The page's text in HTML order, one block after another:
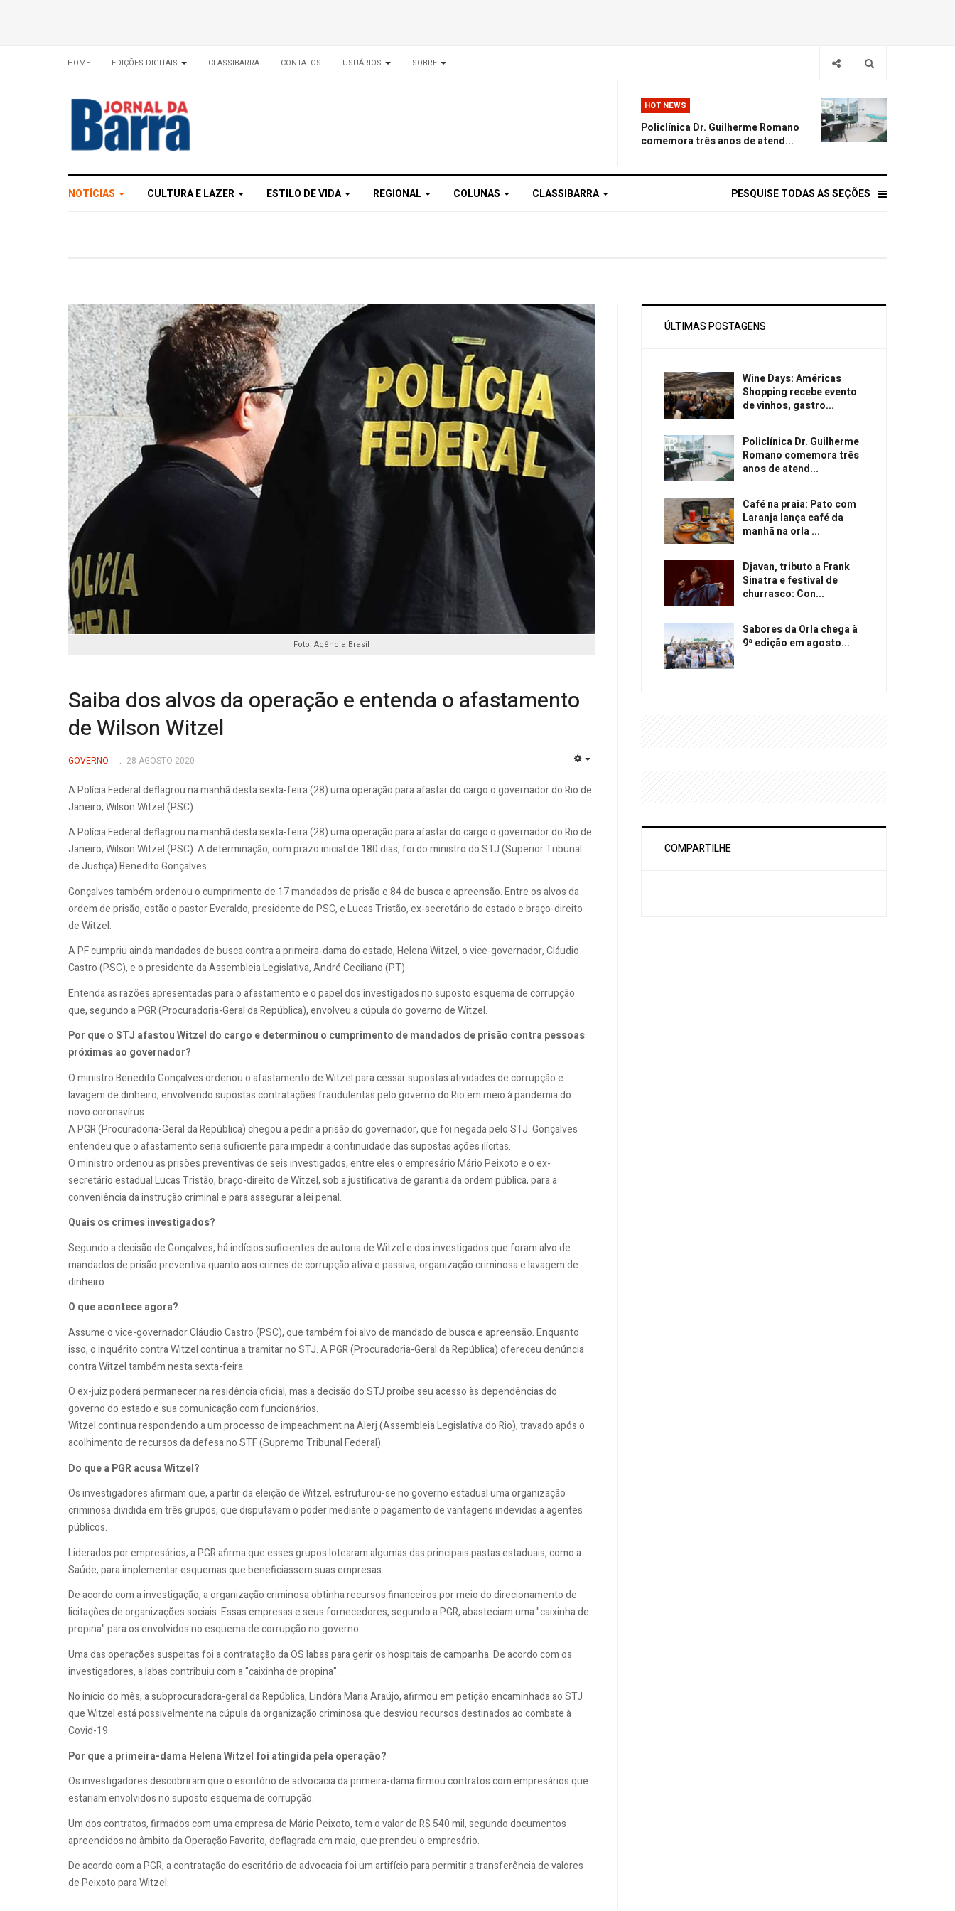
HOME EDIÇÕES DIGITAIS CLASSIBARRA CONTATOS USUÁRIOS SOBRE
HOT NEWS
Policlínica Dr. Guilherme Romano
comemora três anos de atend...
NOTÍCIAS CULTURA E LAZER ESTILO DE VIDA REGIONAL COLUNAS CLASSIBARRA PESQUISE TODAS AS SEÇÕES
Foto: Agência Brasil
Saiba dos alvos da operação e entenda o afastamento
de Wilson Witzel
GOVERNO 28 AGOSTO 2020
A Polícia Federal deflagrou na manhã desta sexta-feira (28) uma operação para afastar do cargo o governador do Rio de
Janeiro, Wilson Witzel (PSC)
A Polícia Federal deflagrou na manhã desta sexta-feira (28) uma operação para afastar do cargo o governador do Rio de
Janeiro, Wilson Witzel (PSC). A determinação, com prazo inicial de 180 dias, foi do ministro do STJ (Superior Tribunal
de Justiça) Benedito Gonçalves.
Gonçalves também ordenou o cumprimento de 17 mandados de prisão e 84 de busca e apreensão. Entre os alvos da
ordem de prisão, estão o pastor Everaldo, presidente do PSC, e Lucas Tristão, ex-secretário do estado e braço-direito
de Witzel.
A PF cumpriu ainda mandados de busca contra a primeira-dama do estado, Helena Witzel, o vice-governador, Cláudio
Castro (PSC), e o presidente da Assembleia Legislativa, André Ceciliano (PT).
Entenda as razões apresentadas para o afastamento e o papel dos investigados no suposto esquema de corrupção
que, segundo a PGR (Procuradoria-Geral da República), envolveu a cúpula do governo de Witzel.
Por que o STJ afastou Witzel do cargo e determinou o cumprimento de mandados de prisão contra pessoas
próximas ao governador?
O ministro Benedito Gonçalves ordenou o afastamento de Witzel para cessar supostas atividades de corrupção e
lavagem de dinheiro, envolvendo supostas contratações fraudulentas pelo governo do Rio em meio à pandemia do
novo coronavírus.
A PGR (Procuradoria-Geral da República) chegou a pedir a prisão do governador, que foi negada pelo STJ. Gonçalves
entendeu que o afastamento seria suficiente para impedir a continuidade das supostas ações ilícitas.
O ministro ordenou as prisões preventivas de seis investigados, entre eles o empresário Mário Peixoto e o ex-
secretário estadual Lucas Tristão, braço-direito de Witzel, sob a justificativa de garantia da ordem pública, para a
conveniência da instrução criminal e para assegurar a lei penal.
Quais os crimes investigados?
Segundo a decisão de Gonçalves, há indícios suficientes de autoria de Witzel e dos investigados que foram alvo de
mandados de prisão preventiva quanto aos crimes de corrupção ativa e passiva, organização criminosa e lavagem de
dinheiro.
O que acontece agora?
Assume o vice-governador Cláudio Castro (PSC), que também foi alvo de mandado de busca e apreensão. Enquanto
isso, o inquérito contra Witzel continua a tramitar no STJ. A PGR (Procuradoria-Geral da República) ofereceu denúncia
contra Witzel também nesta sexta-feira.
O ex-juiz poderá permanecer na residência oficial, mas a decisão do STJ proíbe seu acesso às dependências do
governo do estado e sua comunicação com funcionários.
Witzel continua respondendo a um processo de impeachment na Alerj (Assembleia Legislativa do Rio), travado após o
acolhimento de recursos da defesa no STF (Supremo Tribunal Federal).
Do que a PGR acusa Witzel?
Os investigadores afirmam que, a partir da eleição de Witzel, estruturou-se no governo estadual uma organização
criminosa dividida em três grupos, que disputavam o poder mediante o pagamento de vantagens indevidas a agentes
públicos.
Liderados por empresários, a PGR afirma que esses grupos lotearam algumas das principais pastas estaduais, como a
Saúde, para implementar esquemas que beneficiassem suas empresas.
De acordo com a investigação, a organização criminosa obtinha recursos financeiros por meio do direcionamento de
licitações de organizações sociais. Essas empresas e seus fornecedores, segundo a PGR, abasteciam uma "caixinha de
propina" para os envolvidos no esquema de corrupção no governo.
Uma das operações suspeitas foi a contratação da OS Iabas para gerir os hospitais de campanha. De acordo com os
investigadores, a Iabas contribuiu com a "caixinha de propina".
No início do mês, a subprocuradora-geral da República, Lindôra Maria Araújo, afirmou em petição encaminhada ao STJ
que Witzel está possivelmente na cúpula da organização criminosa que desviou recursos destinados ao combate à
Covid-19.
Por que a primeira-dama Helena Witzel foi atingida pela operação?
Os investigadores descobriram que o escritório de advocacia da primeira-dama firmou contratos com empresários que
estariam envolvidos no suposto esquema de corrupção.
Um dos contratos, firmados com uma empresa de Mário Peixoto, tem o valor de R$ 540 mil, segundo documentos
apreendidos no âmbito da Operação Favorito, deflagrada em maio, que prendeu o empresário.
De acordo com a PGR, a contratação do escritório de advocacia foi um artifício para permitir a transferência de valores
de Peixoto para Witzel.
ÚLTIMAS POSTAGENS
Wine Days: Américas
Shopping recebe evento
de vinhos, gastro...
Policlínica Dr. Guilherme
Romano comemora três
anos de atend...
Café na praia: Pato com
Laranja lança café da
manhã na orla ...
Djavan, tributo a Frank
Sinatra e festival de
churrasco: Con...
Sabores da Orla chega à
9ª edição em agosto...
COMPARTILHE